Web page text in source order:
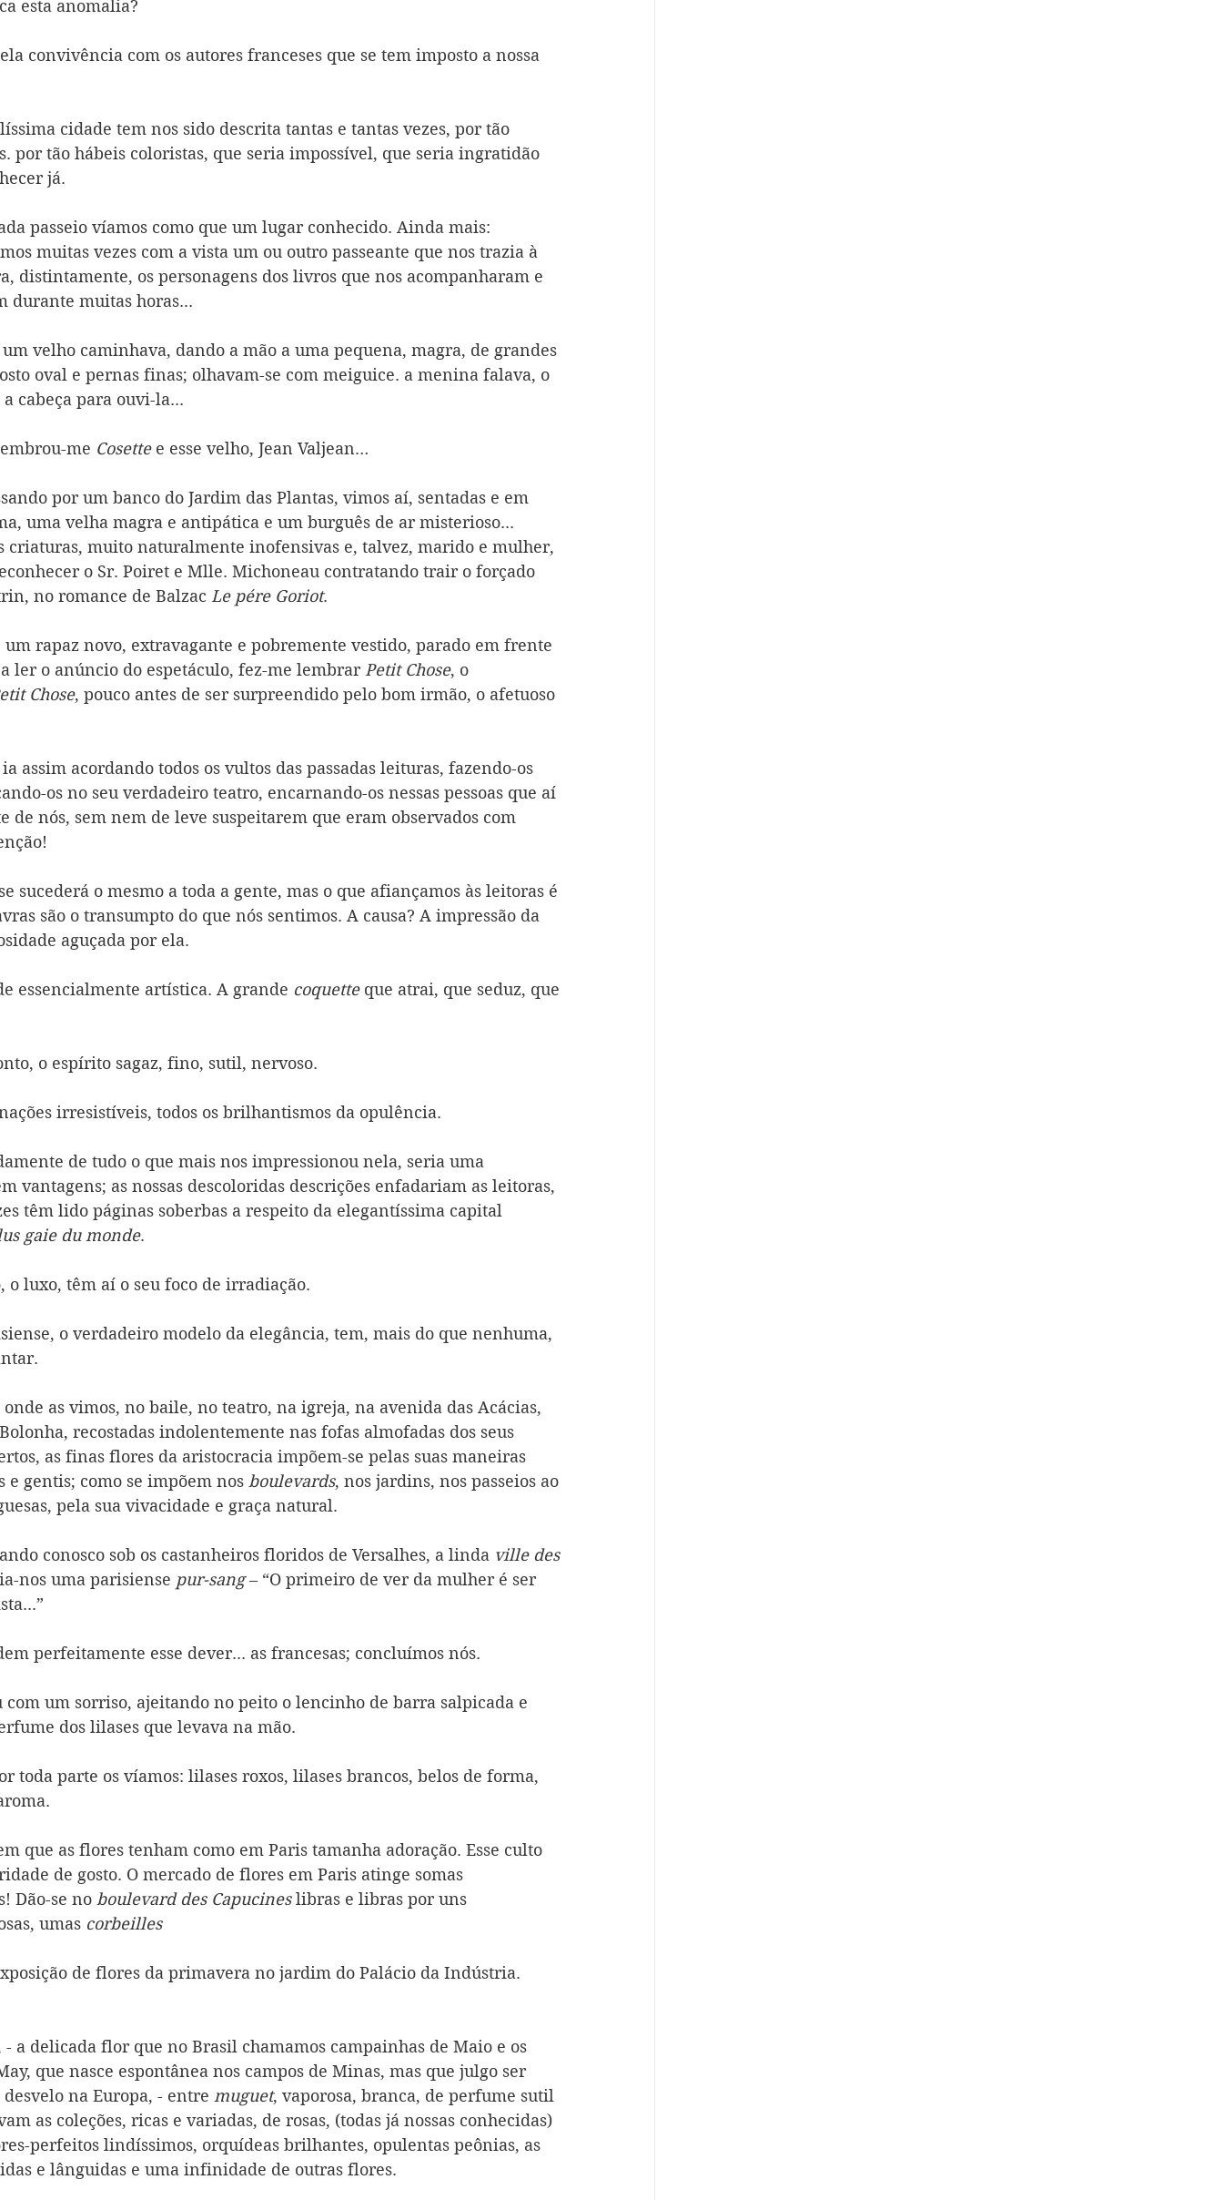
esta anomalia?
convivência com os autores franceses que se tem imposto a nossa
cidade tem nos sido descrita tantas e tantas vezes, por tão
por tão hábeis coloristas, que seria impossível, que seria ingratidão
já.
passeio víamos como que um lugar conhecido. Ainda mais:
muitas vezes com a vista um ou outro passeante que nos trazia à
distintamente, os personagens dos livros que nos acompanharam e
durante muitas horas...
velho caminhava, dando a mão a uma pequena, magra, de grandes
oval e pernas finas; olhavam-se com meiguice. a menina falava, o
cabeça para ouvi-la...
me Cosette e esse velho, Jean Valjean…
por um banco do Jardim das Plantas, vimos aí, sentadas e em
uma velha magra e antipática e um burguês de ar misterioso...
criaturas, muito naturalmente inofensivas e, talvez, marido e mulher,
o Sr. Poiret e Mlle. Michoneau contratando trair o forçado
no romance de Balzac Le pére Goriot.
um rapaz novo, extravagante e pobremente vestido, parado em frente
ler o anúncio do espetáculo, fez-me lembrar Petit Chose, o
Chose, pouco antes de ser surpreendido pelo bom irmão, o afetuoso
assim acordando todos os vultos das passadas leituras, fazendo-os
os no seu verdadeiro teatro, encarnando-os nessas pessoas que aí
de nós, sem nem de leve suspeitarem que eram observados com
sucederá o mesmo a toda a gente, mas o que afiançamos às leitoras é
são o transumpto do que nós sentimos. A causa? A impressão da
aguçada por ela.
essencialmente artística. A grande coquette que atrai, que seduz, que
o espírito sagaz, fino, sutil, nervoso.
irresistíveis, todos os brilhantismos da opulência.
de tudo o que mais nos impressionou nela, seria uma
vantagens; as nossas descoloridas descrições enfadariam as leitoras,
têm lido páginas soberbas a respeito da elegantíssima capital
gaie du monde.
o luxo, têm aí o seu foco de irradiação.
o verdadeiro modelo da elegância, tem, mais do que nenhuma,
as vimos, no baile, no teatro, na igreja, na avenida das Acácias,
recostadas indolentemente nas fofas almofadas dos seus
as finas flores da aristocracia impõem-se pelas suas maneiras
e gentis; como se impõem nos boulevards, nos jardins, nos passeios ao
pela sua vivacidade e graça natural.
conosco sob os castanheiros floridos de Versalhes, a linda ville des
nos uma parisiense pur-sang – “O primeiro de ver da mulher é ser
perfeitamente esse dever... as francesas; concluímos nós.
com um sorriso, ajeitando no peito o lencinho de barra salpicada e
dos lilases que levava na mão.
toda parte os víamos: lilases roxos, lilases brancos, belos de forma,
que as flores tenham como em Paris tamanha adoração. Esse culto
de gosto. O mercado de flores em Paris atinge somas
Dão-se no boulevard des Capucines libras e libras por uns
umas corbeilles
de flores da primavera no jardim do Palácio da Indústria.
- a delicada flor que no Brasil chamamos campainhas de Maio e os
que nasce espontânea nos campos de Minas, mas que julgo ser
na Europa, - entre muguet, vaporosa, branca, de perfume sutil
as coleções, ricas e variadas, de rosas, (todas já nossas conhecidas)
perfeitos lindíssimos, orquídeas brilhantes, opulentas peônias, as
e lânguidas e uma infinidade de outras flores.